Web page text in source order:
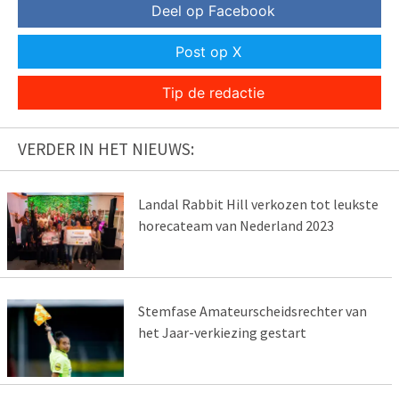
Deel op Facebook
Post op X
Tip de redactie
VERDER IN HET NIEUWS:
Landal Rabbit Hill verkozen tot leukste
horecateam van Nederland 2023
Stemfase Amateurscheidsrechter van
het Jaar-verkiezing gestart